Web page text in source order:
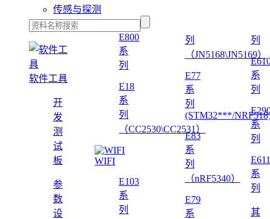
传感与探测
软件工具
开
发
测
试
板
参
数
设
E800
系
列
E18
系
列
（CC2530\CC2531）
WIFI
E103
系
列
列
（JN5168\JN5169）
E77
系
列
(STM32***/
E83
系
列
（nRF5340）
E79
系
列
系
列
系
列
E611
系
列
其